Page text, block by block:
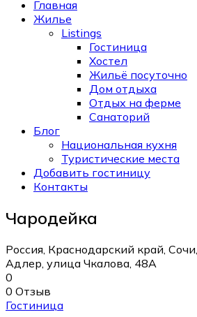
Главная
Жилье
Listings
Гостиница
Хостел
Жильё посуточно
Дом отдыха
Отдых на ферме
Санаторий
Блог
Национальная кухня
Туристические места
Добавить гостиницу
Контакты
Чародейка
Россия, Краснодарский край,
Адлер, улица Чкалова, 48А
0
0 Отзыв
Гостиница